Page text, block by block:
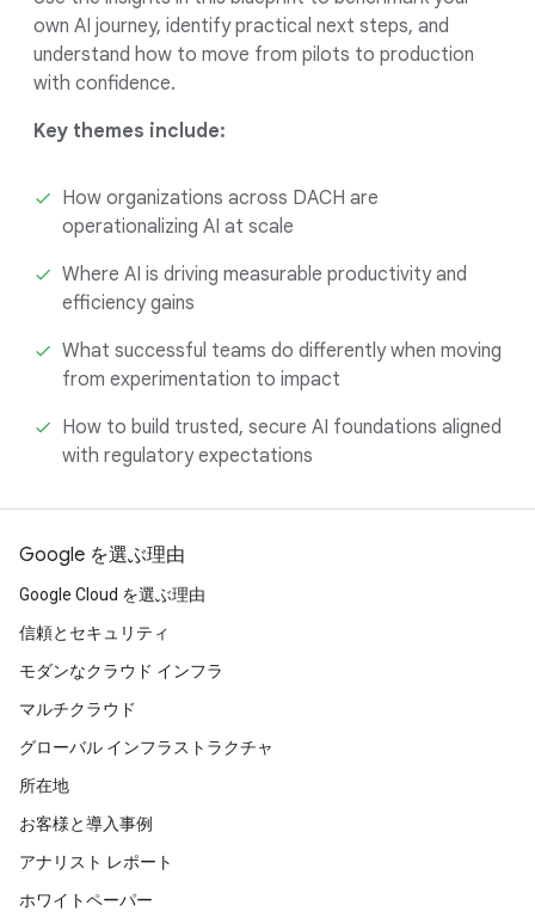
own AI journey, identify practical next steps, and
understand how to move from pilots to production
with confidence.
Key themes include:
How organizations across DACH are
operationalizing AI at scale
Where AI is driving measurable productivity and
efficiency gains
What successful teams do differently when moving
from experimentation to impact
How to build trusted, secure AI foundations aligned
with regulatory expectations
Google を選ぶ理由
Google Cloud を選ぶ理由
信頼とセキュリティ
モダンなクラウド インフラ
マルチクラウド
グローバル インフラストラクチャ
所在地
お客様と導入事例
アナリスト レポート
ホワイトペーパー